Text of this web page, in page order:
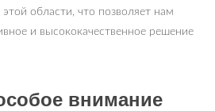
области, что позволяет нам
и высококачественное решение
внимание